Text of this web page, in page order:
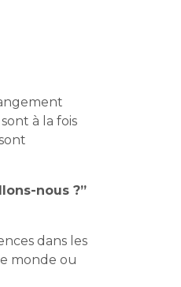
à la fois
nous ?”
dans les
monde ou